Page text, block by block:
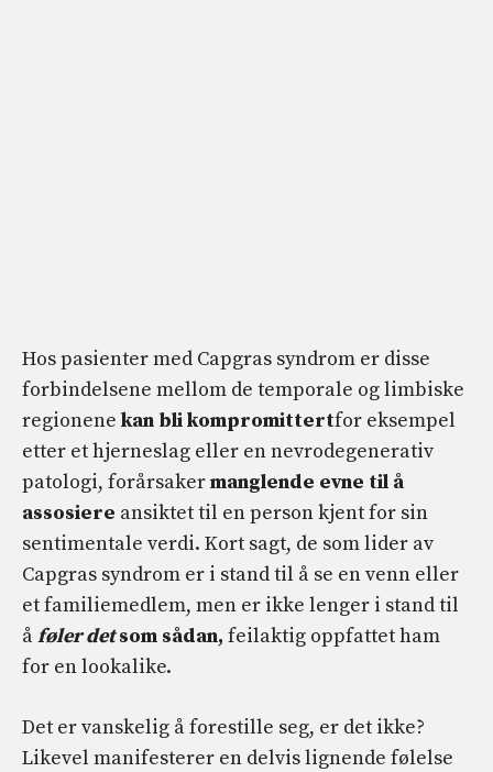
Hos pasienter med Capgras syndrom er disse
forbindelsene mellom de temporale og limbiske
regionene kan bli kompromittertfor eksempel
etter et hjerneslag eller en nevrodegenerativ
patologi, forårsakermanglende evne til å
assosiere ansiktet til en person kjent for sin
sentimentale verdi. Kort sagt, de som lider av
Capgras syndrom er i stand til å se en venn eller
et familiemedlem, men er ikke lenger i stand til
åføler detsom sådan, feilaktig oppfattet ham
for en lookalike.
Det er vanskelig å forestille seg, er det ikke?
Likevel manifesterer en delvis lignende følelse